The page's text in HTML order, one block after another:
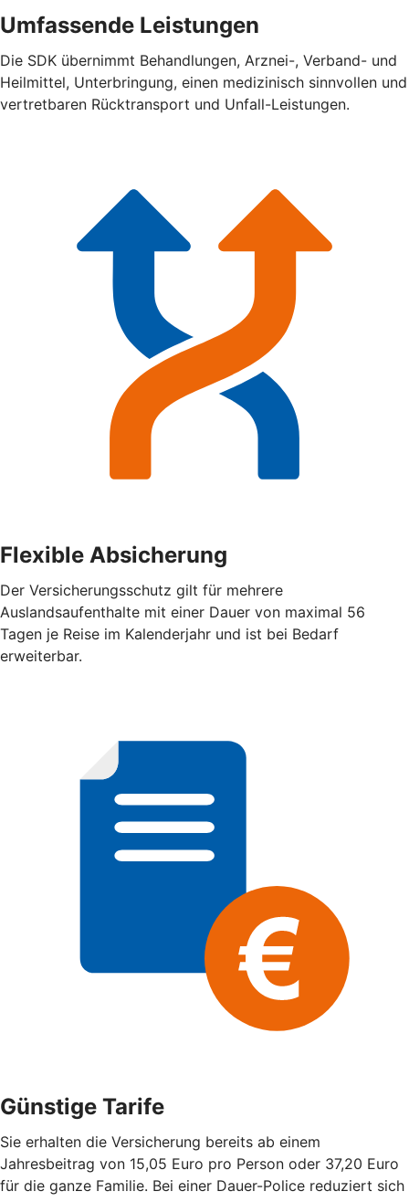
Umfassende Leistungen
Die SDK übernimmt Behandlungen, Arznei-, Verband- und
Heilmittel, Unterbringung, einen medizinisch sinnvollen und
vertretbaren Rücktransport und Unfall-Leistungen.
Flexible Absicherung
Der Versicherungsschutz gilt für mehrere
Auslandsaufenthalte mit einer Dauer von maximal 56
Tagen je Reise im Kalenderjahr und ist bei Bedarf
erweiterbar.
Günstige Tarife
Sie erhalten die Versicherung bereits ab einem
Jahresbeitrag von 15,05 Euro pro Person oder 37,20 Euro
für die ganze Familie. Bei einer Dauer-Police reduziert sich